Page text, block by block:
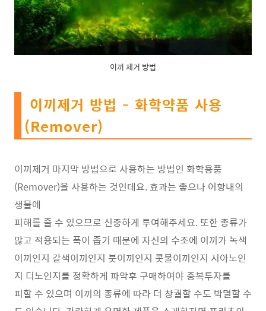
이끼 제거 방법
이끼제거 방법 - 화학약품 사용
(Remover)
이끼제거 마지막 방법으로 사용하는 방법인 화학용품
(Remover)을 사용하는 것인데요. 효과는 좋으나 어항내의
생물에
피해를 줄 수 있으므로 신중하게 투여해주세요. 또한 종류가
많고 적용되는 폭이 좁기 때문에 자신의 수조에 이끼가 녹색
이끼인지 갈색이끼인지 붓이끼인지 콧물이끼인지 시아노인
지 디노인지를 정확하게 파악후 구매하여야 중복투자를
피할 수 있으며 이끼의 종류에 따라 더 창궐할 수도 박멸할 수